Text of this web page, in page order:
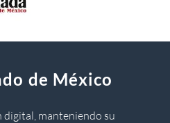
de México
digital, manteniendo su